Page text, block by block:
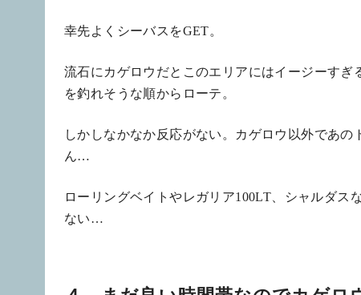
幸先よくシーバスをGET。
流石にカゲロウだとこのエリアにはイージーす
を釣れそうな順からローテ。
しかしなかなか反応がない。カゲロウ以外であ
ん…
ローリングベイトやレガリア100LT、シャルダス
ない…